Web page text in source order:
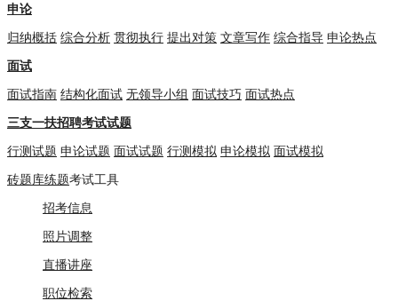
申论
归纳概括 综合分析 贯彻执行 提出对策 文章写作 综合指导 申论热点
面试
面试指南 结构化面试 无领导小组 面试技巧 面试热点
三支一扶招聘考试试题
行测试题 申论试题 面试试题 行测模拟 申论模拟 面试模拟
砖题库练题考试工具
招考信息
照片调整
直播讲座
职位检索